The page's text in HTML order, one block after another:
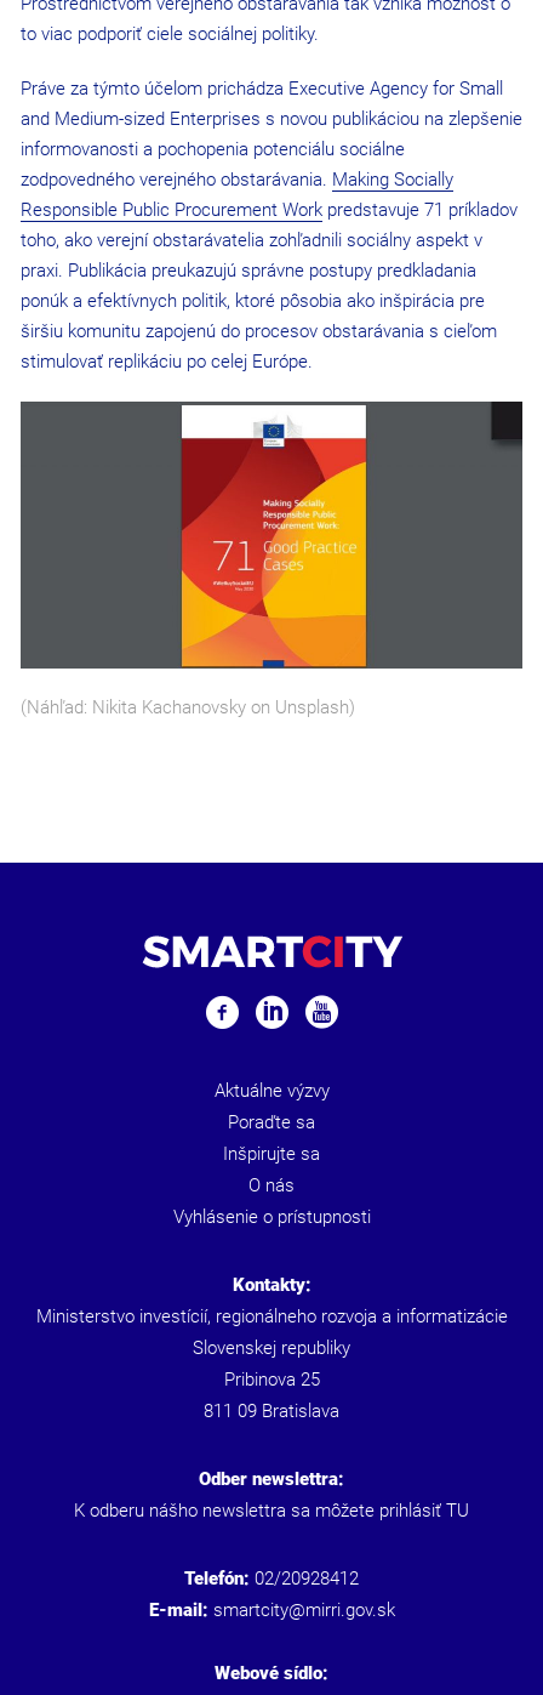
to viac podporiť ciele sociálnej politiky.
Práve za týmto účelom prichádza Executive Agency for Small
and Medium-sized Enterprises s novou publikáciou na zlepšenie
informovanosti a pochopenia potenciálu sociálne
zodpovedného verejného obstarávania. Making Socially
Responsible Public Procurement Work predstavuje 71 príkladov
toho, ako verejní obstarávatelia zohľadnili sociálny aspekt v
praxi. Publikácia preukazujú správne postupy predkladania
ponúk a efektívnych politik, ktoré pôsobia ako inšpirácia pre
širšiu komunitu zapojenú do procesov obstarávania s cieľom
stimulovať replikáciu po celej Európe.
(Náhľad: Nikita Kachanovsky on Unsplash)
Aktuálne výzvy
Poraďte sa
Inšpirujte sa
O nás
Vyhlásenie o prístupnosti
Kontakty:
Ministerstvo investícií, regionálneho rozvoja a informatizácie
Slovenskej republiky
Pribinova 25
811 09 Bratislava
Odber newslettra:
K odberu nášho newslettra sa môžete prihlásiť TU
Telefón: 02/20928412
E-mail: smartcity@mirri.gov.sk
Webové sídlo: